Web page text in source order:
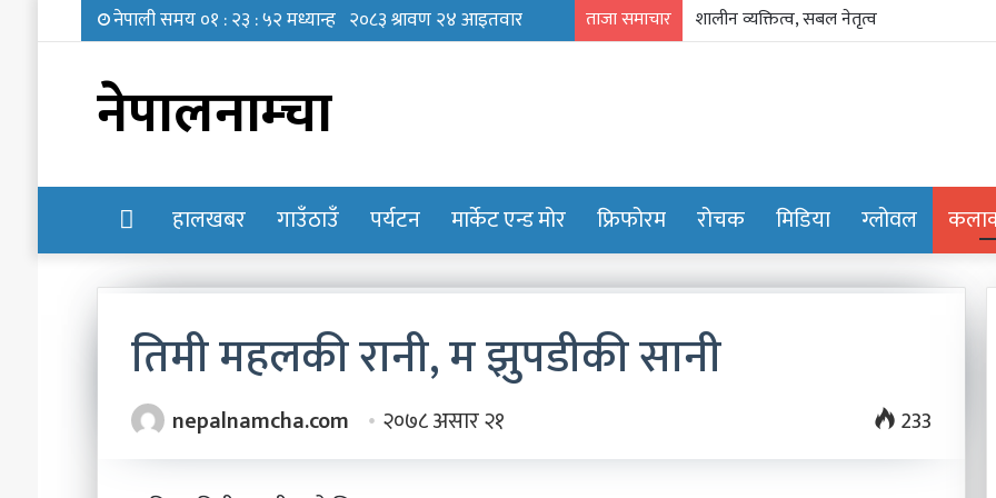
ताजा समाचार शालीन व्यक्तित्व, सबल नेतृत्व
नेपालनाम्चा
होमपेजहालखबर गाउँठाउँ पर्यटन मार्केट एन्ड मोर फ्रिफोरम रोचक मिडिया ग्लोवल
तिमी महलकी रानी, म झुपडीकी सानी
nepalnamcha.com २०७८ असार २१ 233
चकचके